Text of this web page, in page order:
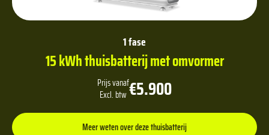
1 fase
15 kWh thuisbatterij met omvormer
Prijs vanaf
Excl. btw€5.900
Meer weten over deze thuisbatterij